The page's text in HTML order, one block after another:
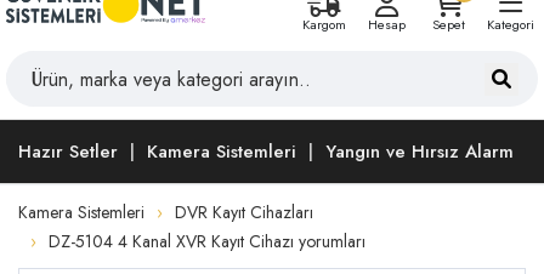
Kargom Hesap
Sepet
Kategori
Hazır Setler Kamera Sistemleri Yangın ve Hırsız Alarm
Kamera Sistemleri
DVR Kayıt Cihazları
DZ-5104 4 Kanal XVR Kayıt Cihazı yorumları